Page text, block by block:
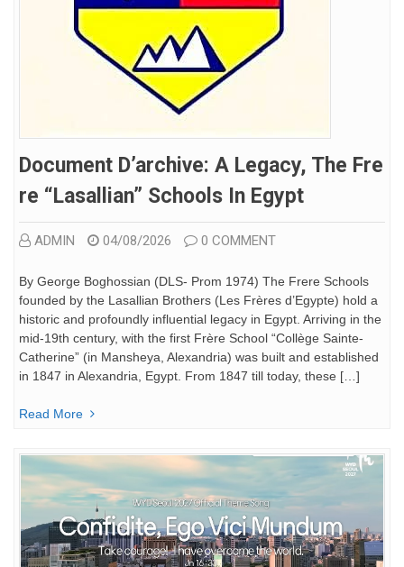
Document D’archive: A Legacy, The Fre
Re “Lasallian” Schools In Egypt
ADMIN 04/08/2026 0 COMMENT
By George Boghossian (DLS- Prom 1974) The Frere Schools
founded by the Lasallian Brothers (Les Frères d’Egypte) hold a
historic and profoundly influential legacy in Egypt. Arriving in the
mid-19th century, with the first Frère School “Collège Sainte-
Catherine” (in Mansheya, Alexandria) was built and established
in 1847 in Alexandria, Egypt. From 1847 till today, these […]
Read More